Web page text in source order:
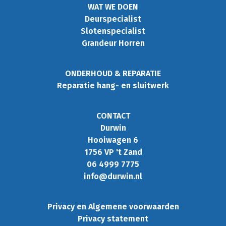
WAT WE DOEN
Deurspecialist
Slotenspecialist
Grandeur Horren
ONDERHOUD & REPARATIE
Reparatie hang- en sluitwerk
CONTACT
Durwin
Hooiwagen 6
1756 VP 't Zand
06 4999 7775
info@durwin.nl
Privacy en Algemene voorwaarden
Privacy statement